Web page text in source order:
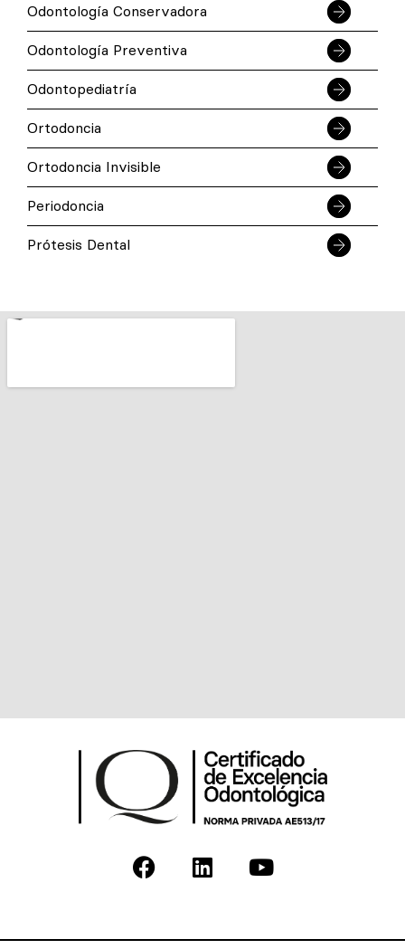
Odontología Conservadora
Odontología Preventiva
Odontopediatría
Ortodoncia
Ortodoncia Invisible
Periodoncia
Prótesis Dental